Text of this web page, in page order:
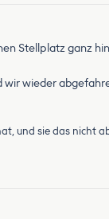
Stellplatz ganz
wir wieder
und sie das nicht